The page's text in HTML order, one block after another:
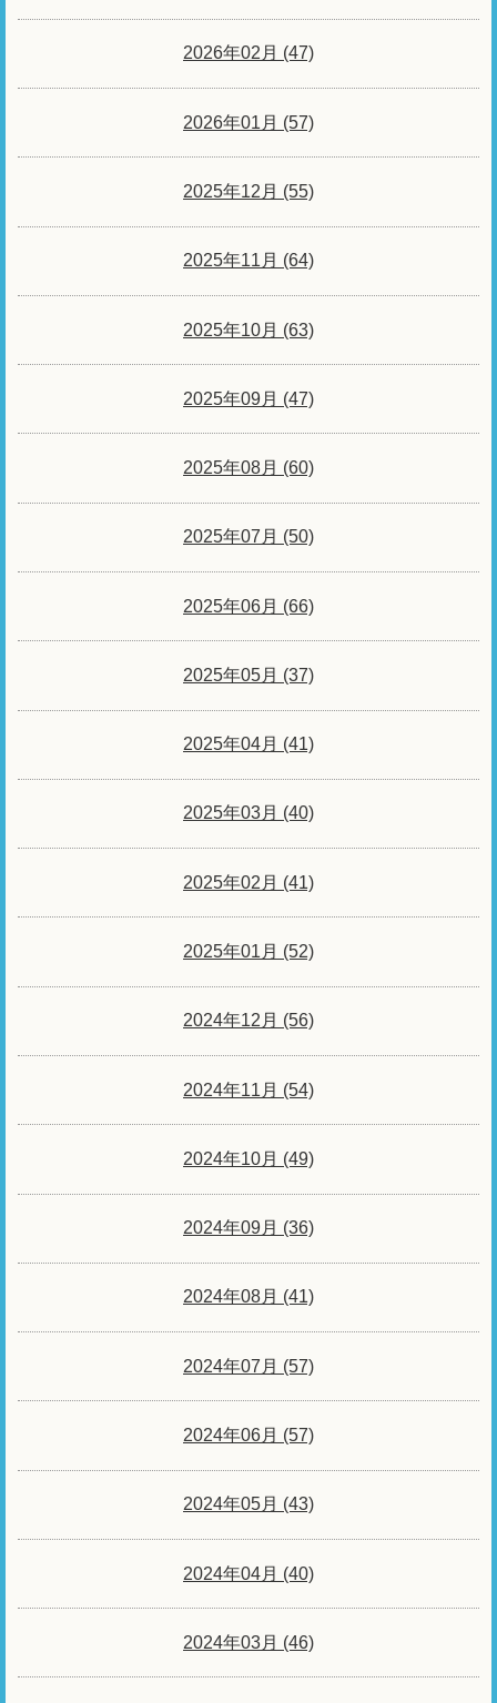
2026年02月 (47)
2026年01月 (57)
2025年12月 (55)
2025年11月 (64)
2025年10月 (63)
2025年09月 (47)
2025年08月 (60)
2025年07月 (50)
2025年06月 (66)
2025年05月 (37)
2025年04月 (41)
2025年03月 (40)
2025年02月 (41)
2025年01月 (52)
2024年12月 (56)
2024年11月 (54)
2024年10月 (49)
2024年09月 (36)
2024年08月 (41)
2024年07月 (57)
2024年06月 (57)
2024年05月 (43)
2024年04月 (40)
2024年03月 (46)